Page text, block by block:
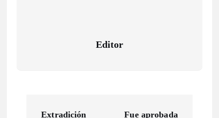
Editor
Extradición
Fue aprobada